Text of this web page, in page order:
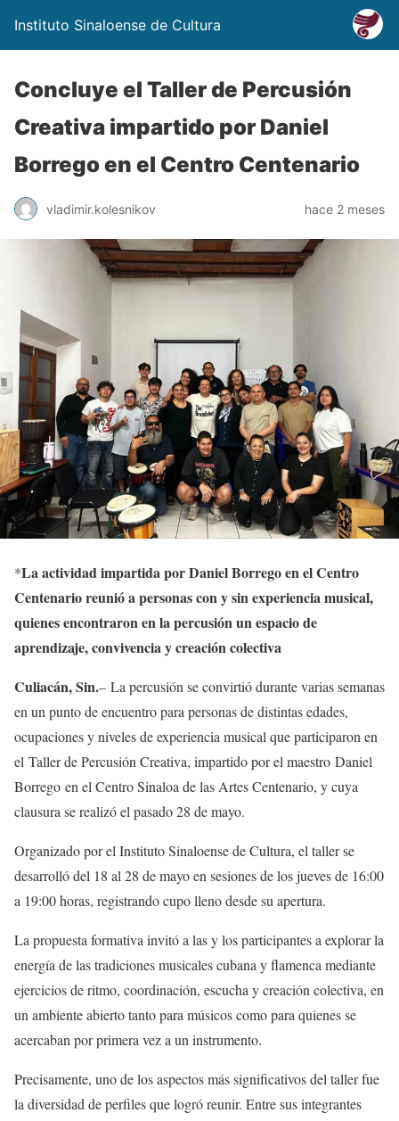
Instituto Sinaloense de Cultura
Concluye el Taller de Percusión
Creativa impartido por Daniel
Borrego en el Centro Centenario
vladimir.kolesnikov hace 2 meses
*La actividad impartida por Daniel Borrego en el Centro
Centenario reunió a personas con y sin experiencia musical,
quienes encontraron en la percusión un espacio de
aprendizaje, convivencia y creación colectiva
Culiacán,Sin.– La percusión se convirtió durante varias semanas
en un punto de encuentro para personas de distintas edades,
ocupaciones y niveles de experiencia musical que participaron en
el Taller de Percusión Creativa, impartido por el maestro Daniel
Borrego en el Centro Sinaloa de las Artes Centenario, y cuya
clausura se realizó el pasado 28 de mayo.
Organizado por el Instituto Sinaloense de Cultura, el taller se
desarrolló del 18 al 28 de mayo en sesiones de los jueves de 16:00
a 19:00 horas, registrando cupo lleno desde su apertura.
La propuesta formativa invitó a las y los participantes a explorar la
energía de las tradiciones musicales cubana y flamenca mediante
ejercicios de ritmo, coordinación, escucha y creación colectiva, en
un ambiente abierto tanto para músicos como para quienes se
acercaban por primera vez a un instrumento.
Precisamente, uno de los aspectos más significativos del taller fue
la diversidad de perfiles que logró reunir. Entre sus integrantes